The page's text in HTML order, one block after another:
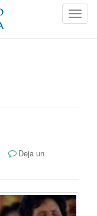
C
c
i
Deja un